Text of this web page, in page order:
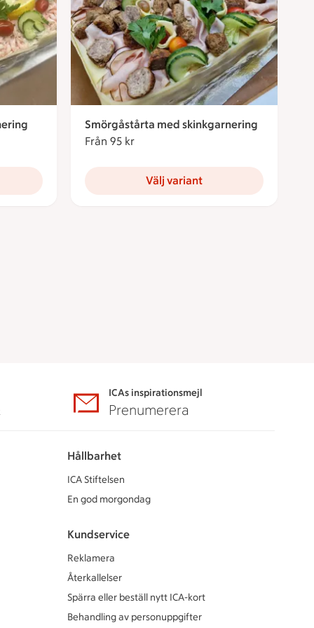
Smörgåstårta med skinkgarnering
Från 95 kr
Välj variant
ICAs inspirationsmejl
Prenumerera
Hållbarhet
ICA Stiftelsen
En god morgondag
Kundservice
Reklamera
Återkallelser
Spärra eller beställ nytt ICA-kort
Behandling av personuppgifter